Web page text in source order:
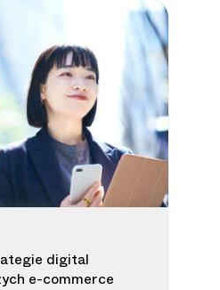
digital
e-commerce